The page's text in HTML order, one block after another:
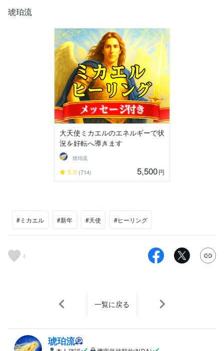
琥珀流
大天使ミカエルのエネルギーで状
況を好転へ導きます
琥珀流
5.0 (714) 5,500円
#ミカエル #新年 #天使 #ヒーリング
4
一覧に戻る
琥珀流